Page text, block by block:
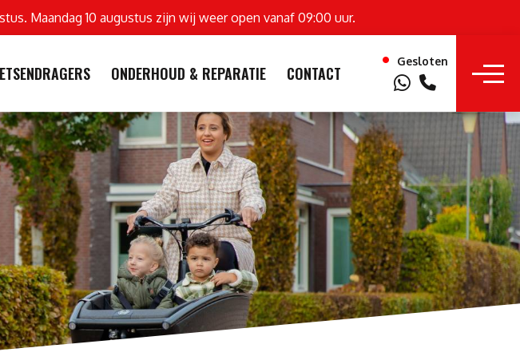
Maandag 10 augustus zijn wij weer open vanaf 09:00 uur.
ONDERHOUD & REPARATIE CONTACT
Gesloten